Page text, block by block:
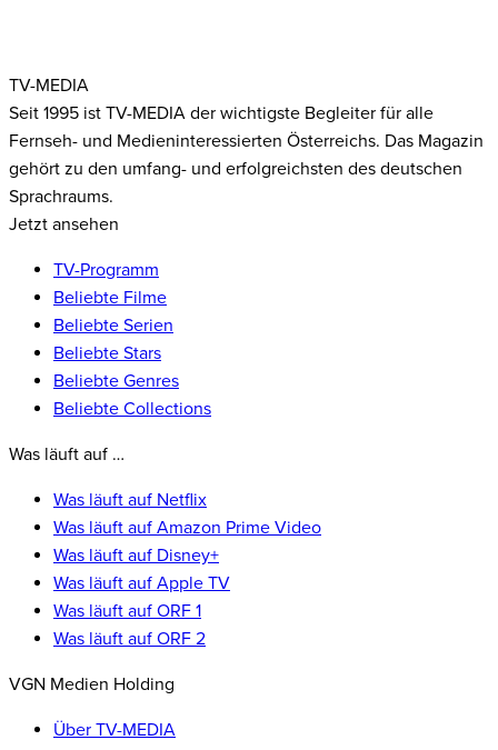
TV-MEDIA
Seit 1995 ist TV-MEDIA der wichtigste Begleiter für alle
Fernseh- und Medieninteressierten Österreichs. Das Magazin
gehört zu den umfang- und erfolgreichsten des deutschen
Sprachraums.
Jetzt ansehen
TV-Programm
Beliebte Filme
Beliebte Serien
Beliebte Stars
Beliebte Genres
Beliebte Collections
Was läuft auf …
Was läuft auf Netflix
Was läuft auf Amazon Prime Video
Was läuft auf Disney+
Was läuft auf Apple TV
Was läuft auf ORF 1
Was läuft auf ORF 2
VGN Medien Holding
Über TV-MEDIA